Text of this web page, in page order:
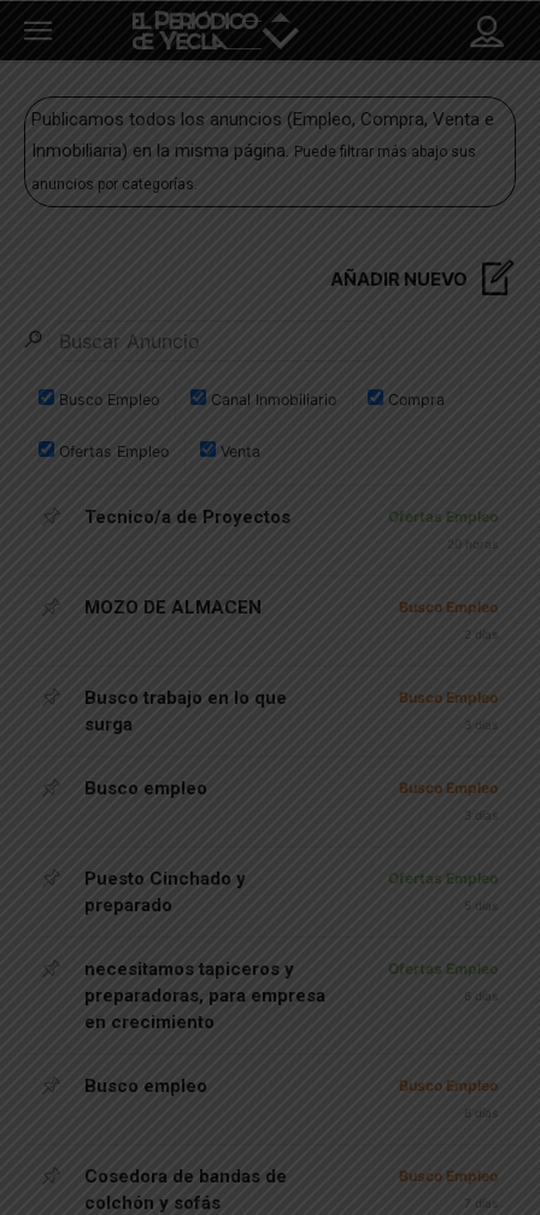
Publicamos todos los anuncios (Empleo, Compra, Venta e
Inmobiliaria) en la misma página. Puede filtrar más abajo sus
anuncios por categorías.
Busco Empleo Canal Inmobiliario Compra
Ofertas Empleo Venta
AÑADIR NUEVO
Tecnico/a de Proyectos Ofertas Empleo
20 horas
MOZO DE ALMACEN Busco Empleo
2 días
Busco trabajo en lo que
surga
Busco Empleo
3 días
Busco empleo Busco Empleo
3 días
Puesto Cinchado y
preparado
Ofertas Empleo
5 días
necesitamos tapiceros y
preparadoras, para empresa
en crecimiento
Ofertas Empleo
6 días
Busco empleo Busco Empleo
6 días
Cosedora de bandas de
colchón y sofás
Busco Empleo
7 días